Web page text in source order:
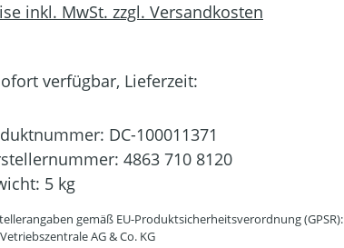
inkl. MwSt. zzgl. Versandkosten
verfügbar, Lieferzeit:
DC-100011371
4863 710 8120
5 kg
gemäß EU-Produktsicherheitsverordnung (GPSR):
AG & Co. KG